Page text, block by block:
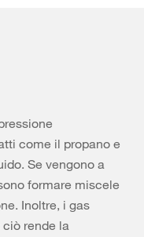
come il propano e
Se vengono a
formare miscele
Inoltre, i gas
rende la